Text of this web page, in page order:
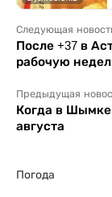
Следующая
После +37 в
рабочую
Предыдущая
Когда в
августа
Погода